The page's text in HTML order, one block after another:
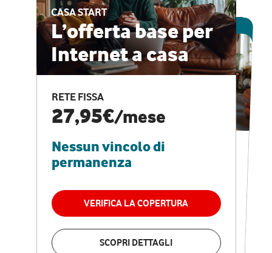
CASA START
L’offerta base per
Internet a casa
RETE FISSA
27,95€/mese
Nessun vincolo di
permanenza
VERIFICA LA COPERTURA
SCOPRI DETTAGLI
ESCLUSIVA ONLINE
CASA PRO
Internet veloce e
vantaggi speciali
RETE FISSA + VODAFONE CLUB
29,95€
permanenza
VERIFICA LA COPERTURA